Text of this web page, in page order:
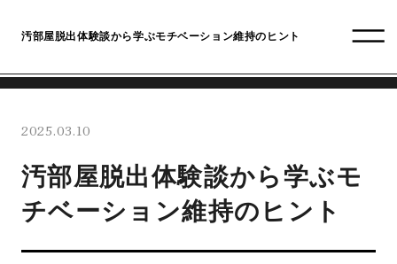
汚部屋脱出体験談から学ぶモチベーション維持のヒント
2025.03.10
汚部屋脱出体験談から学ぶモ
チベーション維持のヒント